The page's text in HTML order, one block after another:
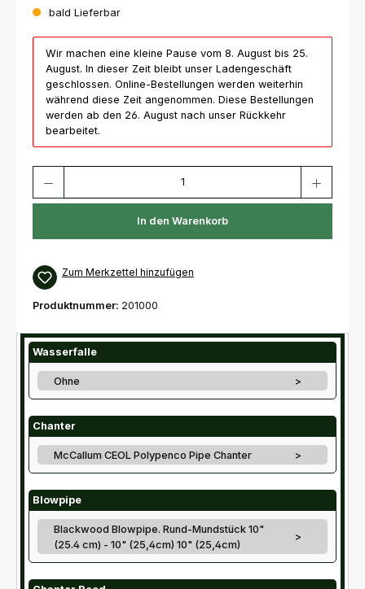
bald Lieferbar
Wir machen eine kleine Pause vom 8. August bis 25.
August. In dieser Zeit bleibt unser Ladengeschäft
geschlossen. Online-Bestellungen werden weiterhin
während diese Zeit angenommen. Diese Bestellungen
werden ab den 26. August nach unser Rückkehr
bearbeitet.
In den Warenkorb
Zum Merkzettel hinzufügen
Produktnummer: 201000
Wasserfalle
Ohne >
Chanter
McCallum CEOL Polypenco Pipe Chanter >
Blowpipe
Blackwood Blowpipe. Rund-Mundstück 10"
(25.4 cm) - 10" (25,4cm) 10" (25,4cm)
>